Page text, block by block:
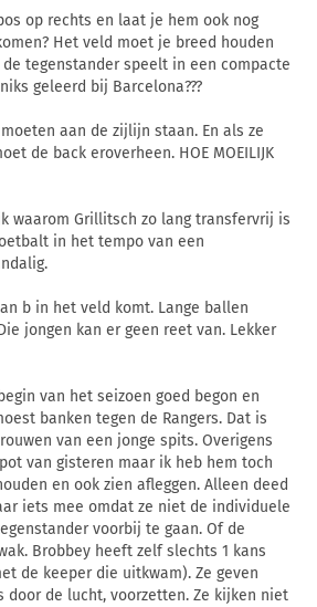
op rechts en laat je hem ook nog
Het veld moet je breed houden
tegenstander speelt in een compacte
geleerd bij Barcelona???
aan de zijlijn staan. En als ze
de back eroverheen. HOE MOEILIJK
waarom Grillitsch zo lang transfervrij is
in het tempo van een
b in het veld komt. Lange ballen
jongen kan er geen reet van. Lekker
van het seizoen goed begon en
banken tegen de Rangers. Dat is
van een jonge spits. Overigens
van gisteren maar ik heb hem toch
en ook zien afleggen. Alleen deed
iets mee omdat ze niet de individuele
voorbij te gaan. Of de
Brobbey heeft zelf slechts 1 kans
de keeper die uitkwam). Ze geven
door de lucht, voorzetten. Ze kijken niet